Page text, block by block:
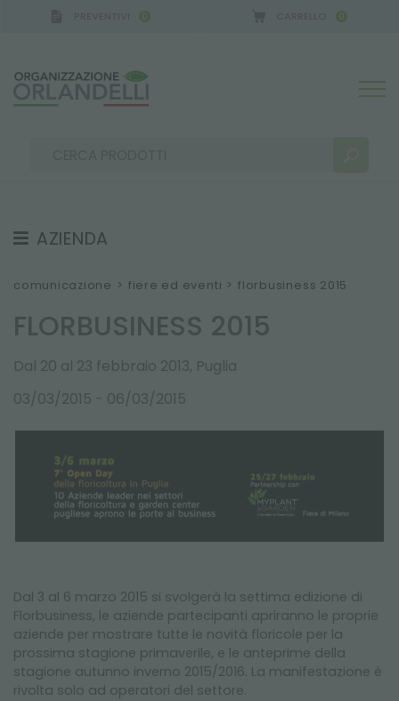
0 0
ALTRI RISULTATI PER TE:
AZIENDA
CHI SIAMO
SOSTENIBILITÀ
FIERE ED EVENTI
comunicazione > fiere ed eventi > florbusiness 2015
FLORBUSINESS 2015
Dal 20 al 23 febbraio 2013, Puglia
03/03/2015 - 06/03/2015
Dal 3 al 6 marzo 2015 si svolgerà la settima edizione di
Florbusiness, le aziende partecipanti apriranno le proprie
aziende per mostrare tutte le novità floricole per la
prossima stagione primaverile, e le anteprime della
stagione autunno inverno 2015/2016. La manifestazione è
rivolta solo ad operatori del settore.